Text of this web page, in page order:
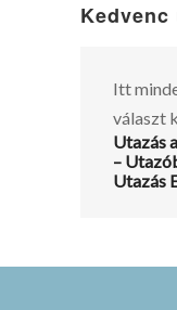
Itt
választ
Utazás
–
Utazás